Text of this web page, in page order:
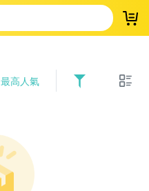
登
最高人氣